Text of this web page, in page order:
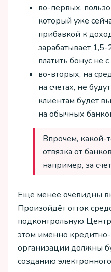
во-первых,
который уже
прибавкой к
зарабатывает
платить бонус не с
во-вторых, на
на счетах, не
клиентам будет
на обычных
Впрочем, какой-
отвязка от
например, за
Ещё менее очевидны
Произойдёт отток
подконтрольную
этом именно
организации должны
созданию